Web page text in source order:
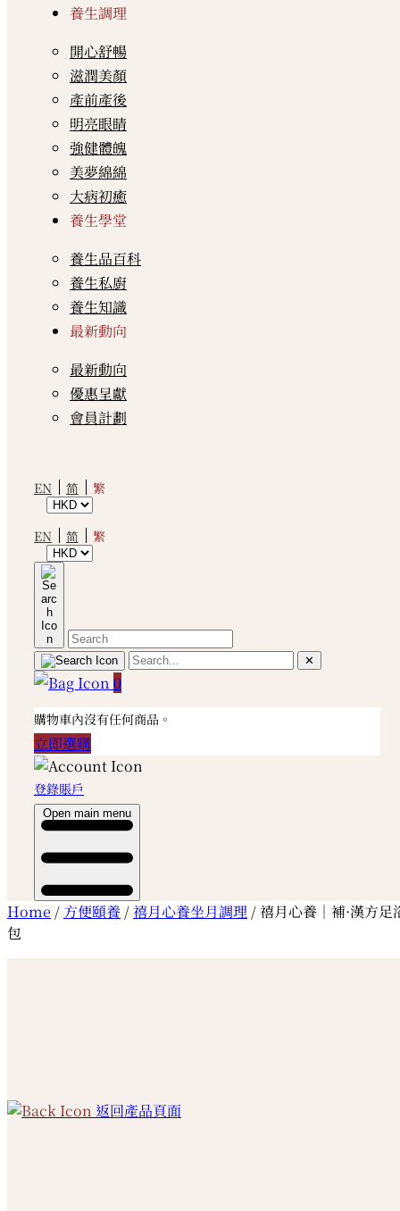
養生調理
開心舒暢
滋潤美顏
產前產後
明亮眼睛
強健體魄
美夢綿綿
大病初癒
養生學堂
養生品百科
養生私廚
養生知識
最新動向
最新動向
優惠呈獻
會員計劃
EN 简 繁
EN 简 繁
✕
0
購物車內沒有任何商品。
立即選購
登錄賬戶
Open main menu
Home / 方便頤養 /禧月心養坐月調理 / 禧月心養｜補·漢方足
包
返回產品頁面